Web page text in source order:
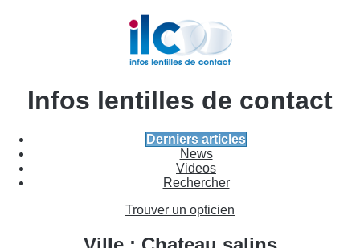
Infos lentilles de contact
Derniers articles
News
Videos
Rechercher
Trouver un opticien